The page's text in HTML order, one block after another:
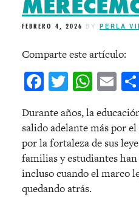
FEBRERO 4, 2026 BY PERLA
Comparte este artículo:
Facebook
Twitter
Durante años, la
salido adelante más por
por la fortaleza de sus
familias y estudiantes
incluso cuando el marco
quedando atrás.